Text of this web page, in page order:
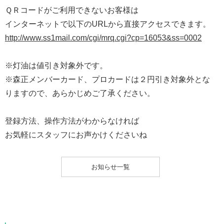
ＱＲコードがご利用できないお客様は
インターネットで以下のURLから直接アクセスできます。
http://www.ss1mail.com/cgi/mrq.cgi?cp=16053&ss=0002
※灯油は値引き対象外です。
※森正メンバーカード、プロカードは２円引き対象外とな
りますので、あらかじめご了承ください。
登録方法、操作方法がわからなければ
お気軽にスタッフにお声かけくださいね
お知らせ一覧